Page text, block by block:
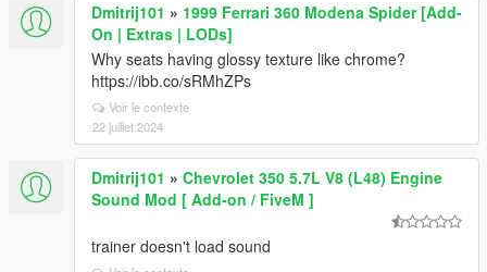
Dmitrij101 » 1999 Ferrari 360 Modena Spider [Add-
On | Extras | LODs]
Why seats having glossy texture like chrome?
https://ibb.co/sRMhZPs
Voir le contexte
22 juillet 2024
Dmitrij101 » Chevrolet 350 5.7L V8 (L48) Engine
Sound Mod [ Add-on / FiveM ]
trainer doesn't load sound